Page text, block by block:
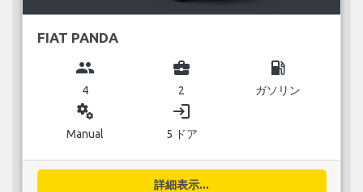
FIAT PANDA
group
4
business_center
2
local_gas_station
ガソリン
miscellaneous_services
Manual
login
5 ドア
詳細表示...